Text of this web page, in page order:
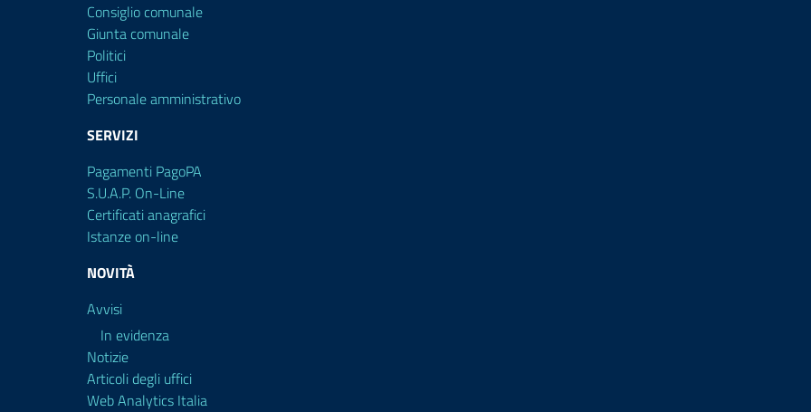
Consiglio comunale
Giunta comunale
Politici
Uffici
Personale amministrativo
SERVIZI
Pagamenti PagoPA
S.U.A.P. On-Line
Certificati anagrafici
Istanze on-line
NOVITÀ
Avvisi
In evidenza
Notizie
Articoli degli uffici
Web Analytics Italia